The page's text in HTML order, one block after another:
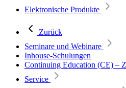
Elektronische Produkte
Zurück
Seminare und Webinare
Inhouse-Schulungen
Continuing Education (CE) –
Service